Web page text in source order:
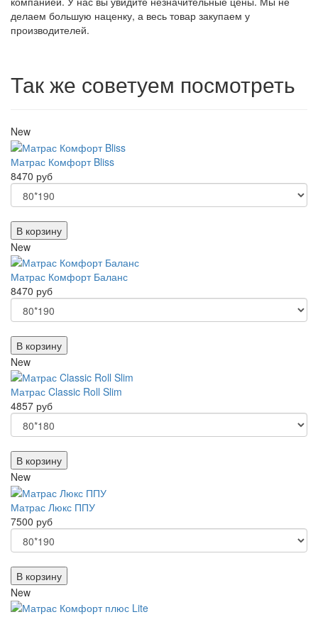
делаем большую наценку, а весь товар закупаем у
производителей.
Так же советуем посмотреть
New
Матрас Комфорт Bliss
8470 руб
В корзину
New
Матрас Комфорт Баланс
8470 руб
В корзину
New
Матрас Classic Roll Slim
4857 руб
В корзину
New
Матрас Люкс ППУ
7500 руб
В корзину
New